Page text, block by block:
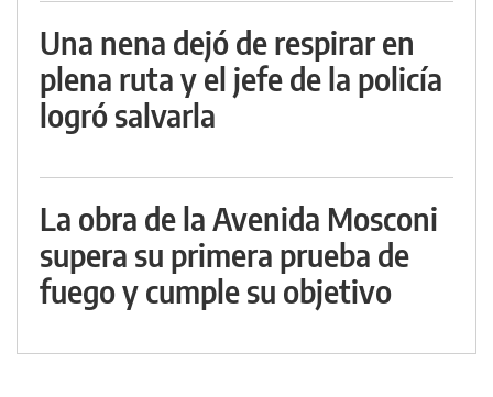
Una nena dejó de respirar en
plena ruta y el jefe de la policía
logró salvarla
La obra de la Avenida Mosconi
supera su primera prueba de
fuego y cumple su objetivo